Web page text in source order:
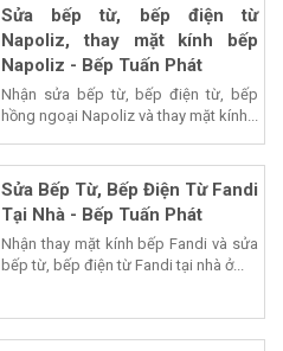
Sửa bếp từ, bếp điện từ
Napoliz, thay mặt kính bếp
Napoliz - Bếp Tuấn Phát
Nhận sửa bếp từ, bếp điện từ, bếp
hồng ngoại Napoliz và thay mặt kính...
Sửa Bếp Từ, Bếp Điện Từ Fandi
Tại Nhà - Bếp Tuấn Phát
Nhận thay mặt kính bếp Fandi và sửa
bếp từ, bếp điện từ Fandi tại nhà ở...